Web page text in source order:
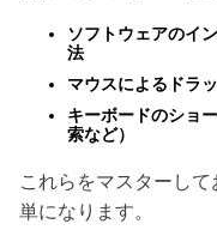
ソフトウェアのイ
法
マウスによるドラ
キーボードのショ
索など）
これらをマスターし
単になります。